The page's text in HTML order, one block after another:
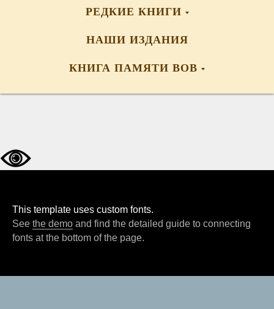
РЕДКИЕ КНИГИ
НАШИ ИЗДАНИЯ
КНИГА ПАМЯТИ ВОВ
This template uses custom fonts.
See the demo and find the detailed guide to connecting
fonts at the bottom of the page.